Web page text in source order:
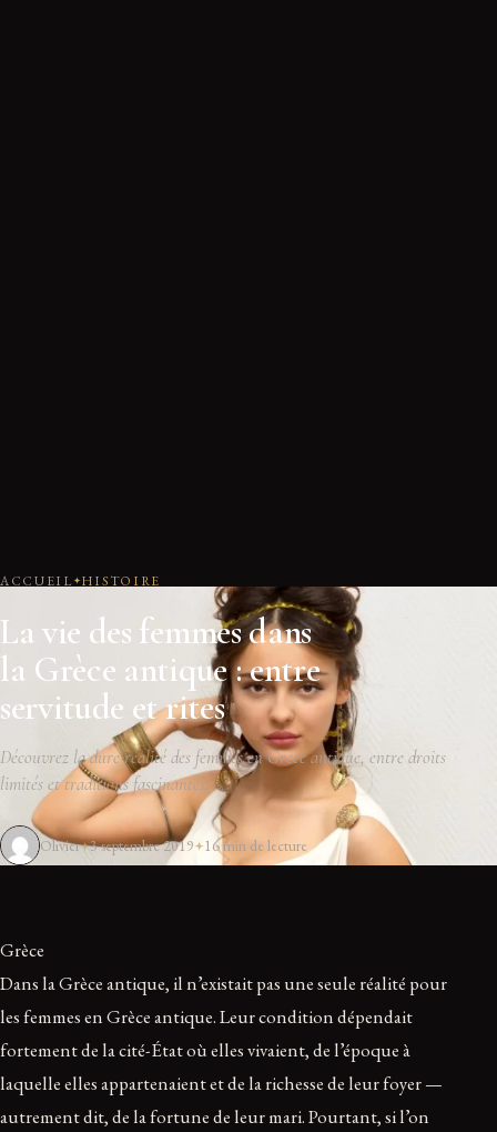
ACCUEIL HISTOIRE
La vie des femmes dans
la Grèce antique : entre
servitude et rites
Découvrez la dure réalité des femmes en Grèce antique, entre droits
limités et traditions fascinantes.
Olivier 3 septembre 2019 16 min de lecture
Grèce
Dans la Grèce antique, il n’existait pas une seule réalité pour
les femmes en Grèce antique. Leur condition dépendait
fortement de la cité-État où elles vivaient, de l’époque à
laquelle elles appartenaient et de la richesse de leur foyer —
autrement dit, de la fortune de leur mari. Pourtant, si l’on